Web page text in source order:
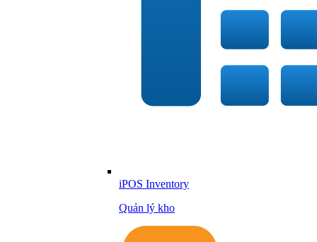
iPOS Inventory
Quản lý kho